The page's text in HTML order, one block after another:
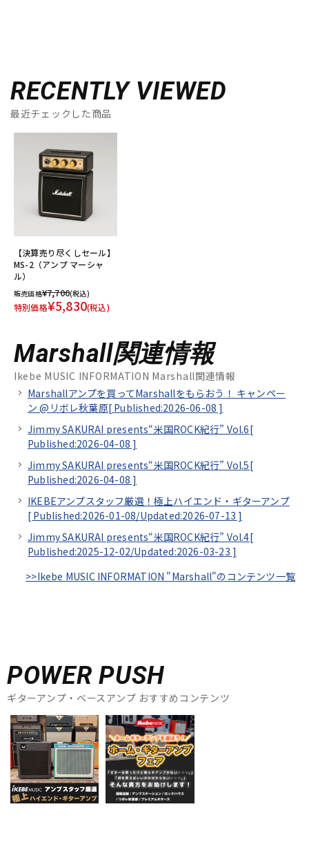
RECENTLY VIEWED
最近チェックした商品
【決算売り尽くしセール】
MS-2（アンプ マーシャ
ル）
販売価格¥7,700(税込)
特別価格¥5,830(税込)
Marshall関連情報
Ikebe MUSIC INFORMATION Marshall関連情報
Marshallアンプを買ってMarshallをもらおう！ キャンペー
ン @リボレ秋葉原[ Published:2026-06-08 ]
Jimmy SAKURAI presents“米国ROCK紀行” Vol.6[
Published:2026-04-08 ]
Jimmy SAKURAI presents“米国ROCK紀行” Vol.5[
Published:2026-04-08 ]
IKEBEアンプスタッフ厳選！極上ハイエンド・ギターアンプ
[ Published:2026-01-08/Updated:2026-07-13 ]
Jimmy SAKURAI presents“米国ROCK紀行” Vol.4[
Published:2025-12-02/Updated:2026-03-23 ]
>>Ikebe MUSIC INFORMATION "Marshall"のコンテンツ一覧
POWER PUSH
ギターアンプ・ベースアンプ おすすめコンテンツ